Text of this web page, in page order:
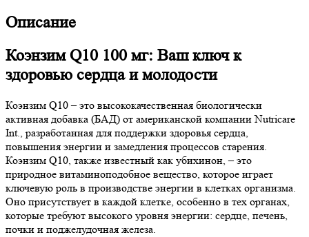
Описание
Коэнзим Q10 100 мг: Ваш ключ к
здоровью сердца и молодости
Коэнзим Q10 – это высококачественная биологически
активная добавка (БАД) от американской компании Nutricare
Int., разработанная для поддержки здоровья сердца,
повышения энергии и замедления процессов старения.
Коэнзим Q10, также известный как убихинон, – это
природное витаминоподобное вещество, которое играет
ключевую роль в производстве энергии в клетках организма.
Оно присутствует в каждой клетке, особенно в тех органах,
которые требуют высокого уровня энергии: сердце, печень,
почки и поджелудочная железа.